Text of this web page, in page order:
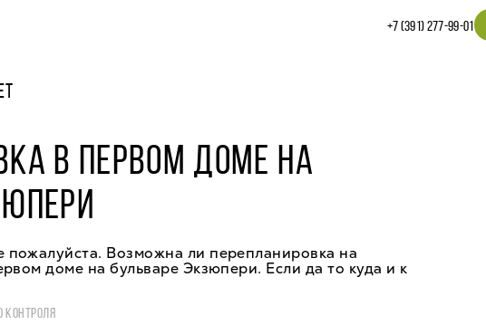
+7 (391) 277‒99‒01
В ПЕРВОМ ДОМЕ НА
Возможна ли перепланировка на
доме на бульваре Экзюпери. Если да то куда и к
КОНТРОЛЯ